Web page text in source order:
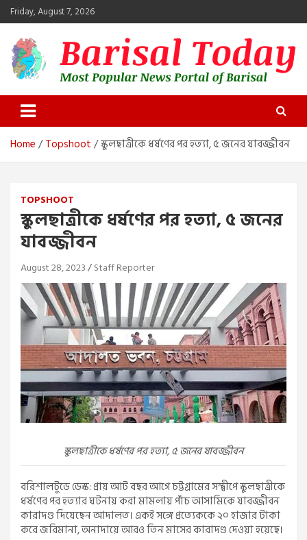
Skip
to
content
Friday, August 7, 2026
Barisal Today
The Most Popular News Portal in Barisal
Home Topshoot স্কুলছাত্রীকে ধর্ষণের পর হত্যা, ৫ জনের যাবজ্জীবন
TOPSHOOT
স্কুলছাত্রীকে ধর্ষণের পর হত্যা, ৫ জনের
যাবজ্জীবন
August 28, 2023 Staff Reporter
স্কুলছাত্রীকে ধর্ষণের পর হত্যা, ৫ জনের যাবজ্জীবন
বরিশালটুডে ডেস্ক: প্রায় আট বছর আগে চট্টগ্রামের সন্দ্বীপে স্কুলছাত্রীকে
ধর্ষণের পর হত্যার ঘটনায় করা মামলায় পাঁচ আসামিকে যাবজ্জীবন
কারাদণ্ড দিয়েছেন আদালত। একই সঙ্গে প্রত্যেককে ২০ হাজার টাকা
করে জরিমানা, অনাদায়ে আরও তিন মাসের কারাদণ্ড দেওয়া হয়েছে।